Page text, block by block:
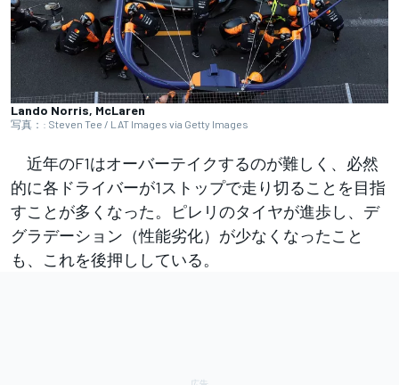
Lando Norris, McLaren
写真：: Steven Tee / LAT Images via Getty Images
近年のF1はオーバーテイクするのが難しく、必然
的に各ドライバーが1ストップで走り切ることを目指
すことが多くなった。ピレリのタイヤが進歩し、デ
グラデーション（性能劣化）が少なくなったこと
も、これを後押ししている。